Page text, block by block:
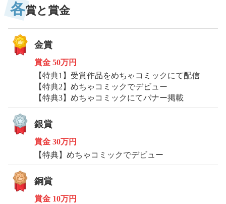
各賞と賞金
金賞
賞金 50万円
【特典1】受賞作品をめちゃコミックにて配信
【特典2】めちゃコミックでデビュー
【特典3】めちゃコミックにてバナー掲載
銀賞
賞金 30万円
【特典】めちゃコミックでデビュー
銅賞
賞金 10万円